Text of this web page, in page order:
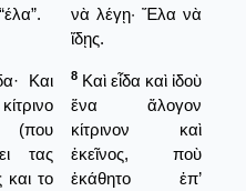
νὰ λέγῃ· Ἔλα νὰ
ἴδῃς.
Και
(που
τας
και το
8 Καὶ εἶδα καὶ ἰδοὺ
ἕνα ἄλογον
κίτρινον καὶ
ἐκεῖνος, ποὺ
ἐκάθητο ἐπ’